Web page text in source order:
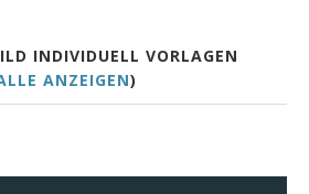
INDIVIDUELL VORLAGEN
ANZEIGEN)